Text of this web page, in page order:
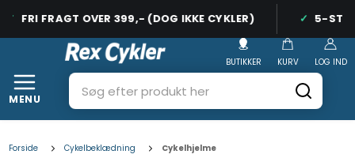
FRI FRAGT OVER 399,- (DOG IKKE CYKLER) 5-
MENU
LOG IND
BUTIKKER KURV
Forside Cykelbeklædning Cykelhjelme